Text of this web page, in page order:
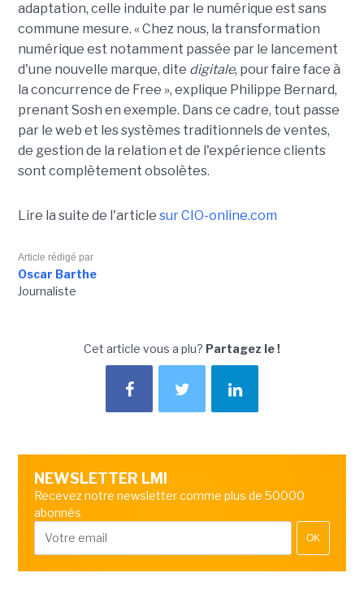
adaptation, celle induite par le numérique est sans
commune mesure. « Chez nous, la transformation
numérique est notamment passée par le lancement
d'une nouvelle marque, dite digitale, pour faire face à
la concurrence de Free », explique Philippe Bernard,
prenant Sosh en exemple. Dans ce cadre, tout passe
par le web et les systèmes traditionnels de ventes,
de gestion de la relation et de l'expérience clients
sont complètement obsolètes.
Lire la suite de l'article sur CIO-online.com
Article rédigé par
Oscar Barthe
Journaliste
Cet article vous a plu? Partagez le !
NEWSLETTER LMI
Recevez notre newsletter comme plus de 50000
abonnés
OK